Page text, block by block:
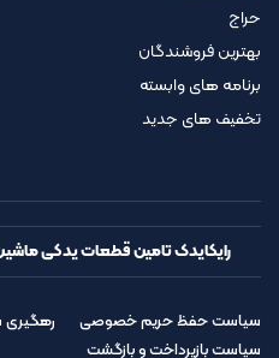
حراج
بهترین فروشندگان
برنامه های وابسته
تخفیف های جدید
رایکایدک تامین قطعات یدکی
سیاست حفظ حریم خصوصی
سیاست بازپرداخت و بازگشت